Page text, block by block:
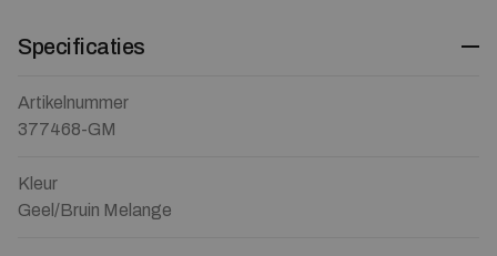
Specificaties
Artikelnummer
377468-GM
Kleur
Geel/Bruin Melange